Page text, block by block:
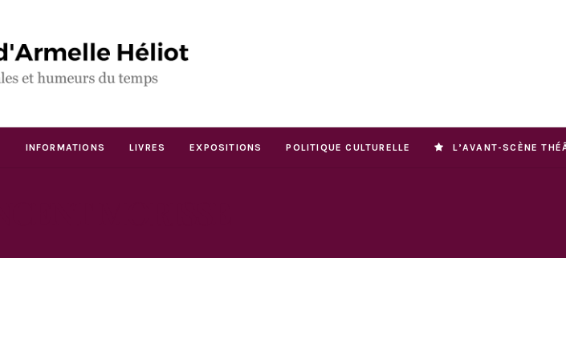
INFORMATIONS LIVRES EXPOSITIONS POLITIQUE CULTURELLE L’AVANT-SCÈNE